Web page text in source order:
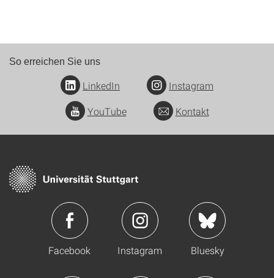
So erreichen Sie uns
LinkedIn
Instagram
YouTube
Kontakt
Facebook Instagram Bluesky